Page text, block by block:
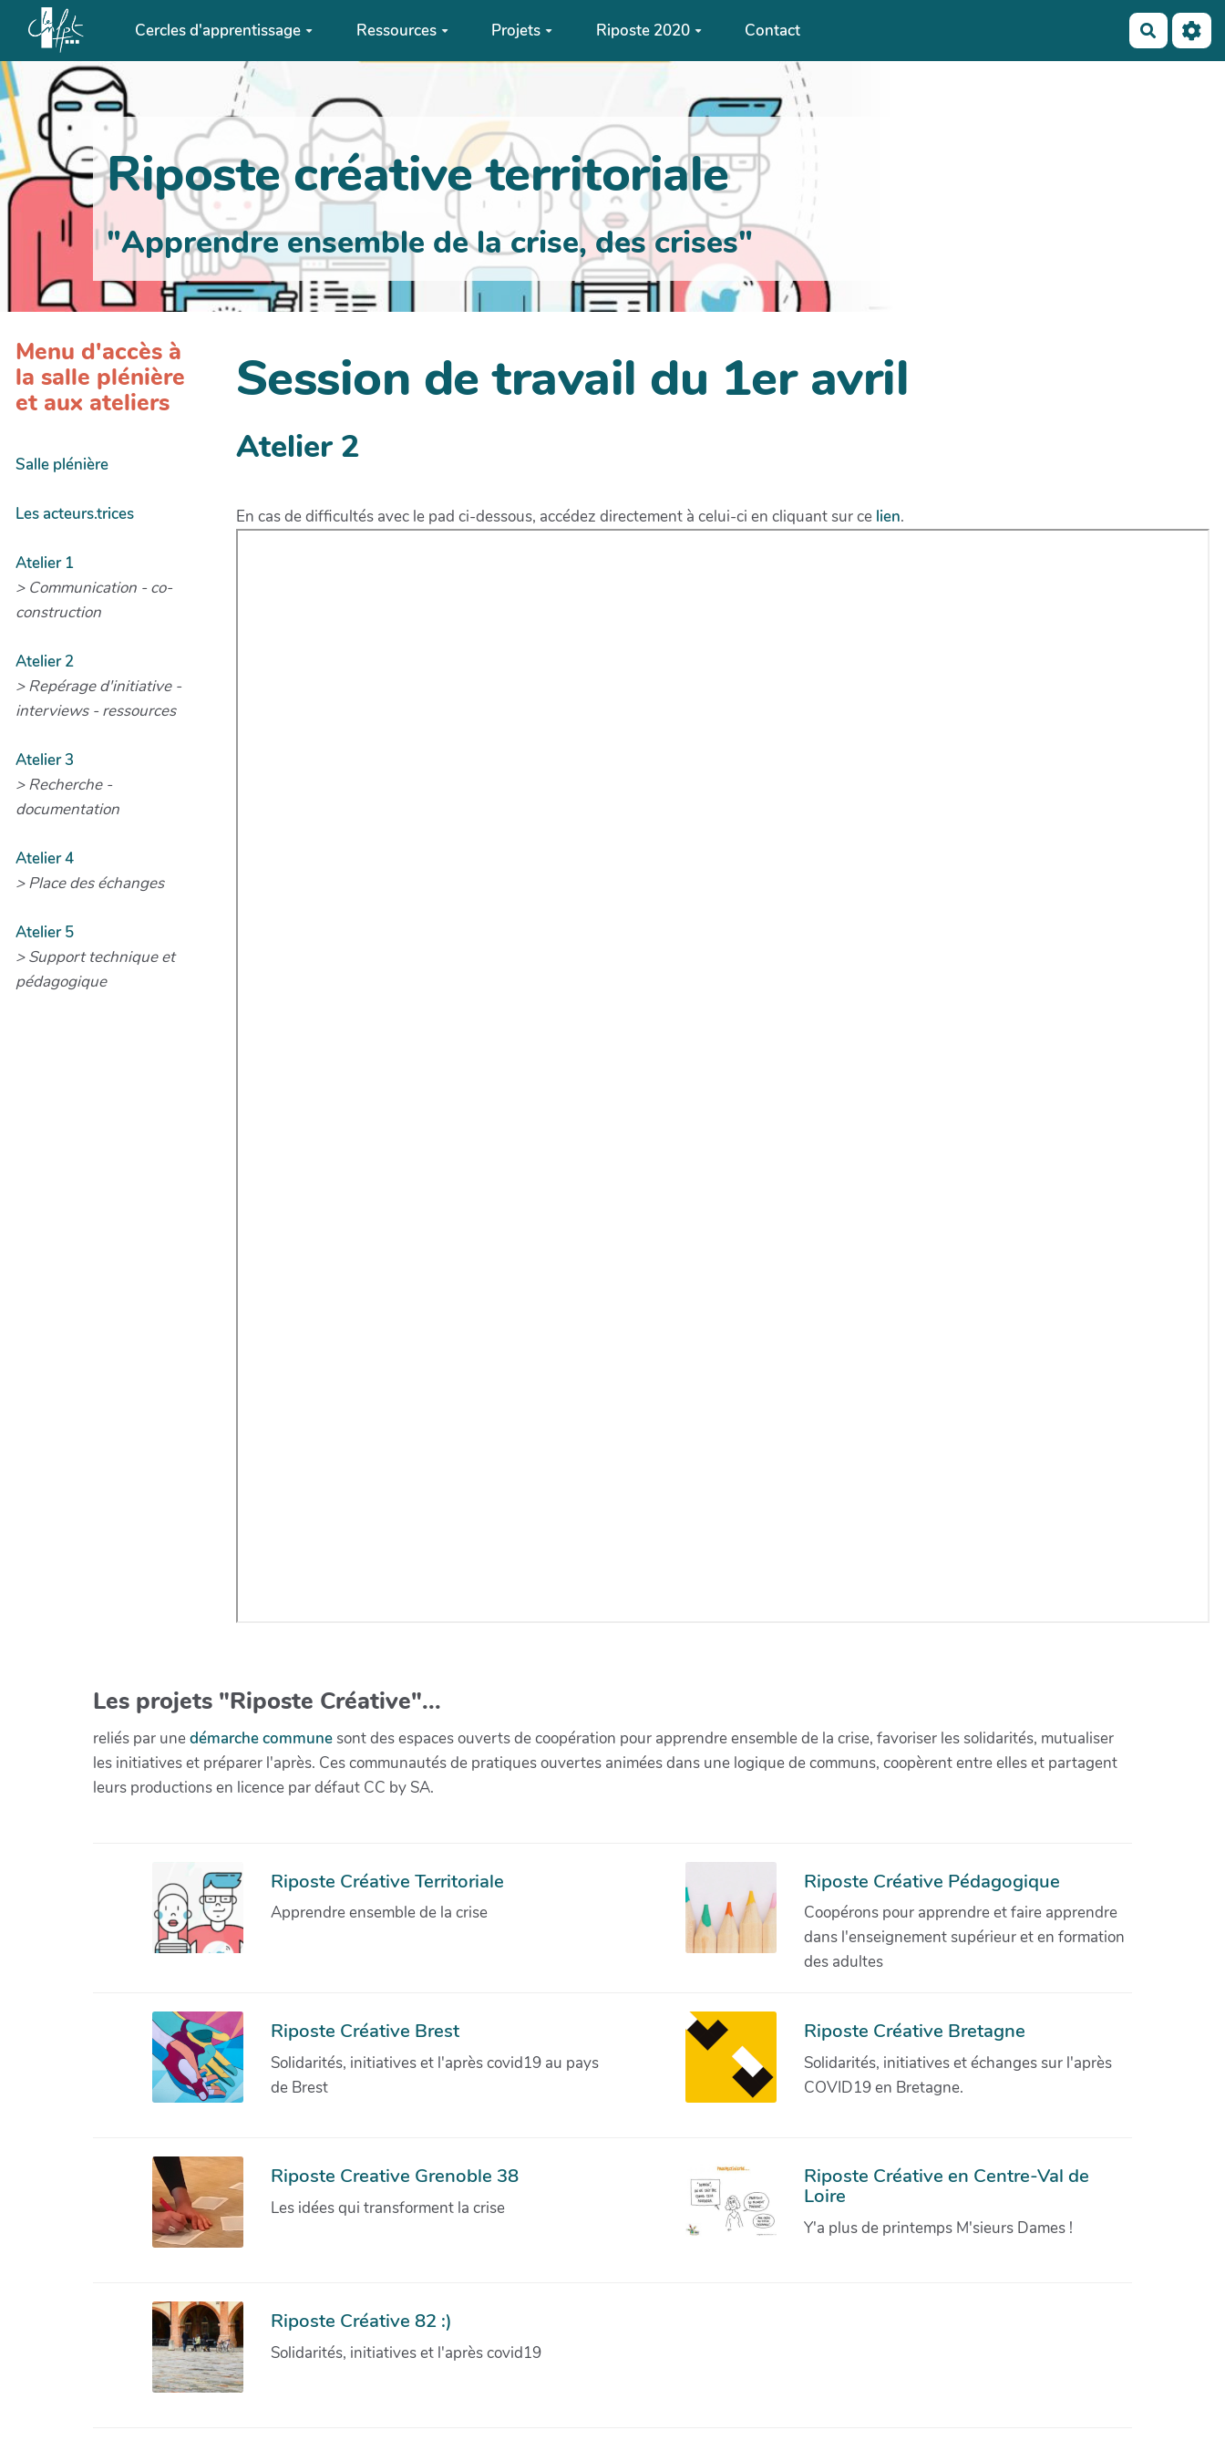
Aller au contenu principalCercles d'apprentissage Ressources Projets Riposte 2020 Contact
Riposte créative territoriale
"Apprendre ensemble de la crise, des crises"
Menu d'accès à
la salle plénière
et aux ateliers
Salle plénière
Les acteurs.trices
Atelier 1
> Communication - co-
construction
Atelier 2
> Repérage d'initiative -
interviews - ressources
Atelier 3
> Recherche -
documentation
Atelier 4
> Place des échanges
Atelier 5
> Support technique et
pédagogique
Session de travail du 1er avril
Atelier 2
En cas de difficultés avec le pad ci-dessous, accédez directement à celui-ci en cliquant sur ce lien.
Les projets "Riposte Créative"...
reliés par unedémarche communesont des espaces ouverts de coopération pour apprendre ensemble de la crise, favoriser les solidarités, mutualiser
les initiatives et préparer l'après. Ces communautés de pratiques ouvertes animées dans une logique de communs, coopèrent entre elles et partagent
leurs productions en licence par défaut CC by SA.
Riposte Créative Territoriale
Apprendre ensemble de la crise
Riposte Créative Pédagogique
Coopérons pour apprendre et faire apprendre
dans l'enseignement supérieur et en formation
des adultes
Riposte Créative Brest
Solidarités, initiatives et l'après covid19 au pays
de Brest
Riposte Créative Bretagne
Solidarités, initiatives et échanges sur l'après
COVID19 en Bretagne.
Riposte Creative Grenoble 38
Les idées qui transforment la crise
Riposte Créative en Centre-Val de
Loire
Y'a plus de printemps M'sieurs Dames !
Riposte Créative 82 :)
Solidarités, initiatives et l'après covid19